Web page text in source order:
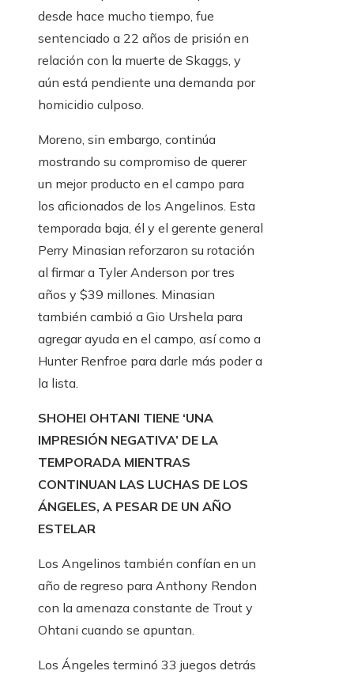
desde hace mucho tiempo, fue
sentenciado a 22 años de prisión en
relación con la muerte de Skaggs, y
aún está pendiente una demanda por
homicidio culposo.
Moreno, sin embargo, continúa
mostrando su compromiso de querer
un mejor producto en el campo para
los aficionados de los Angelinos. Esta
temporada baja, él y el gerente general
Perry Minasian reforzaron su rotación
al firmar a Tyler Anderson por tres
años y $39 millones. Minasian
también cambió a Gio Urshela para
agregar ayuda en el campo, así como a
Hunter Renfroe para darle más poder a
la lista.
SHOHEI OHTANI TIENE ‘UNA
IMPRESIÓN NEGATIVA’ DE LA
TEMPORADA MIENTRAS
CONTINUAN LAS LUCHAS DE LOS
ÁNGELES, A PESAR DE UN AÑO
ESTELAR
Los Angelinos también confían en un
año de regreso para Anthony Rendon
con la amenaza constante de Trout y
Ohtani cuando se apuntan.
Los Ángeles terminó 33 juegos detrás